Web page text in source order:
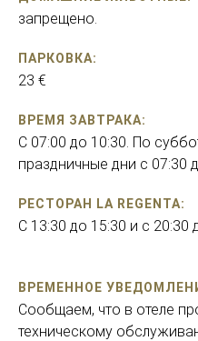
запрещено.
ПАРКОВКА:
23 €
ВРЕМЯ ЗАВТРАКА:
С 07:00 до 10:30. По
праздничные дни с 07:30
РЕСТОРАН LA REGENTA:
С 13:30 до 15:30 и с 20:30
ВРЕМЕННОЕ
Сообщаем, что в отеле
техническому